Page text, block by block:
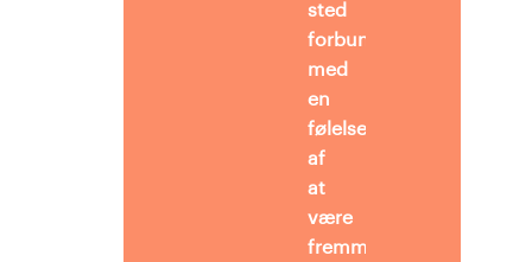
sted
forbundet
med
en
følelse
af
at
være
fremmed,